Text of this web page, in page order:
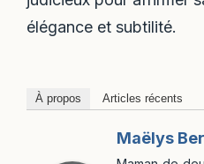
élégance et subtilité.
À propos Articles récents
Maëlys